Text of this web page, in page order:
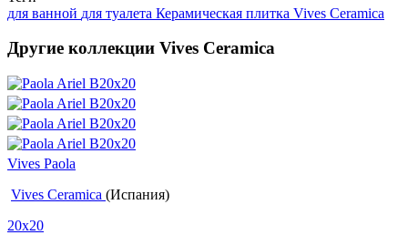
для ванной для туалета Керамическая плитка Vives Ceramica
Другие коллекции Vives Ceramica
Vives Paola
Vives Ceramica (Испания)
20x20